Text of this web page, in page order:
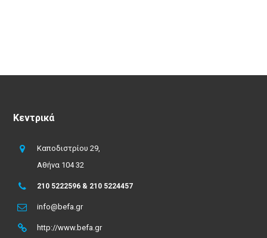
Κεντρικά
Καποδιστρίου 29,
Αθήνα 104 32
210 5222596 & 210 5224457
info@befa.gr
http://www.befa.gr